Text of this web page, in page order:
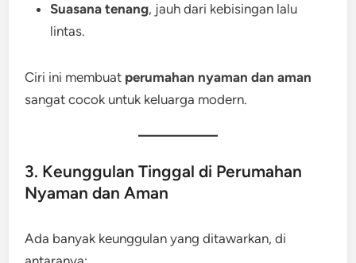
Suasana tenang, jauh dari kebisingan lalu
lintas.
Ciri ini membuat perumahan nyaman dan aman
sangat cocok untuk keluarga modern.
3. Keunggulan Tinggal di Perumahan
Nyaman dan Aman
Ada banyak keunggulan yang ditawarkan, di